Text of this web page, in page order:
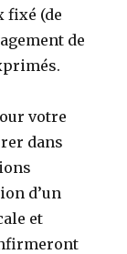
fixé (de
de
votre
dans
d’un
et